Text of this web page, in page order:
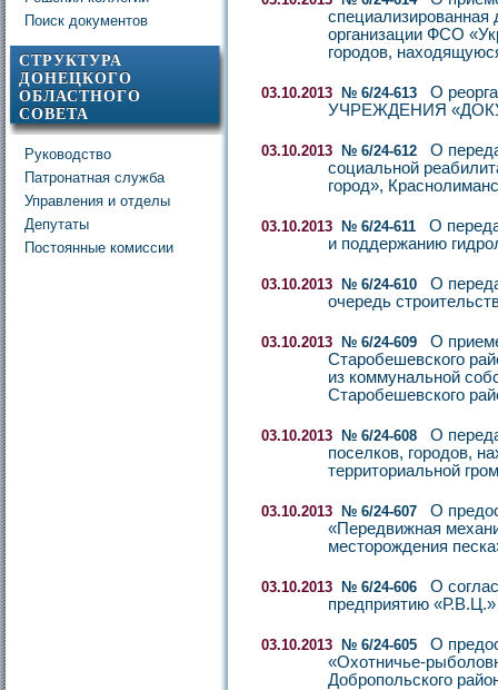
Поиск документов
СТРУКТУРА
ДОНЕЦКОГО
ОБЛАСТНОГО
СОВЕТА
Руководство
Патронатная служба
Управления и отделы
Депутаты
Постоянные комиссии
специализированная
организации ФСО
городов,
03.10.2013 № 6/24-613
О
УЧРЕЖДЕНИЯ
03.10.2013 № 6/24-612
О
социальной
город»,
03.10.2013 № 6/24-611
О
и поддержанию
03.10.2013 № 6/24-610
О
очередь
03.10.2013 № 6/24-609
О
Старобешевского
из коммунальной
Старобешевского
03.10.2013 № 6/24-608
О
поселков, городов,
территориальной
03.10.2013 № 6/24-607
О
«Передвижная
месторождения
03.10.2013 № 6/24-606
О
предприятию «Р.В.Ц.»
03.10.2013 № 6/24-605
О
«Охотничье-
Добропольского